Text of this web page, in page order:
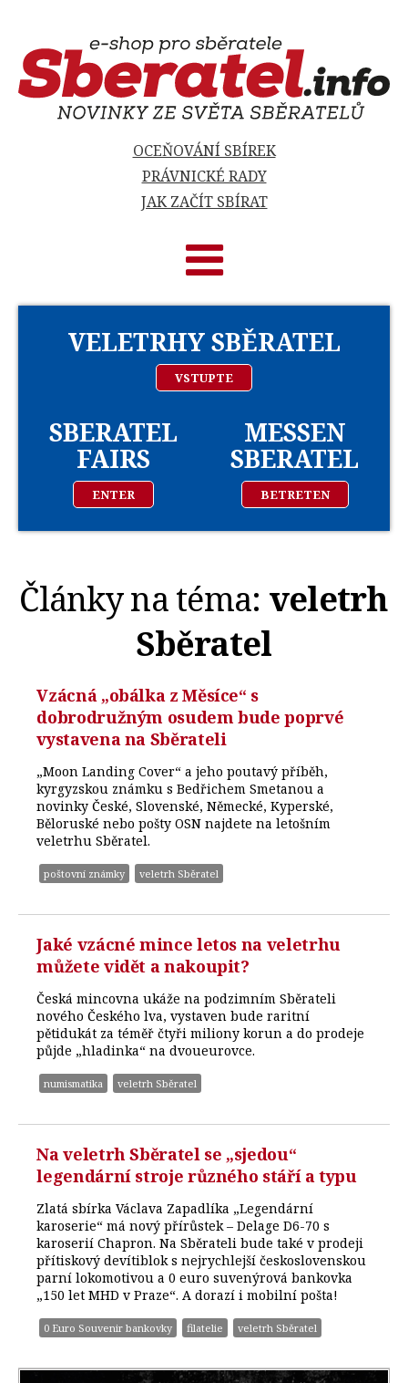
OCEŇOVÁNÍ SBÍREK
PRÁVNICKÉ RADY
JAK ZAČÍT SBÍRAT
VELETRHY SBĚRATEL
VSTUPTE
SBERATEL
FAIRS
ENTER
MESSEN
SBERATEL
BETRETEN
Články na téma: veletrh
Sběratel
Vzácná „obálka z Měsíce“ s
dobrodružným osudem bude poprvé
vystavena na Sběrateli
„Moon Landing Cover“ a jeho poutavý příběh,
kyrgyzskou známku s Bedřichem Smetanou a
novinky České, Slovenské, Německé, Kyperské,
Běloruské nebo pošty OSN najdete na letošním
veletrhu Sběratel.
poštovní známky veletrh Sběratel
Jaké vzácné mince letos na veletrhu
můžete vidět a nakoupit?
Česká mincovna ukáže na podzimním Sběrateli
nového Českého lva, vystaven bude raritní
pětidukát za téměř čtyři miliony korun a do prodeje
půjde „hladinka“ na dvoueurovce.
numismatika veletrh Sběratel
Na veletrh Sběratel se „sjedou“
legendární stroje různého stáří a typu
Zlatá sbírka Václava Zapadlíka „Legendární
karoserie“ má nový přírůstek – Delage D6-70 s
karoserií Chapron. Na Sběrateli bude také v prodeji
přítiskový devítiblok s nejrychlejší československou
parní lokomotivou a 0 euro suvenýrová bankovka
„150 let MHD v Praze“. A dorazí i mobilní pošta!
0 Euro Souvenir bankovky filatelie veletrh Sběratel